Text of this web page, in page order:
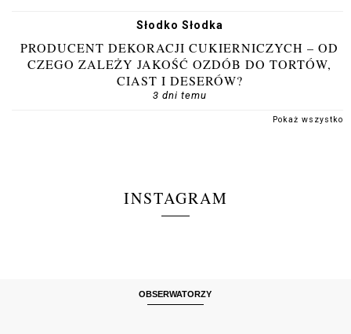
Słodko Słodka
PRODUCENT DEKORACJI CUKIERNICZYCH – OD
CZEGO ZALEŻY JAKOŚĆ OZDÓB DO TORTÓW,
CIAST I DESERÓW?
3 dni temu
Pokaż wszystko
INSTAGRAM
OBSERWATORZY